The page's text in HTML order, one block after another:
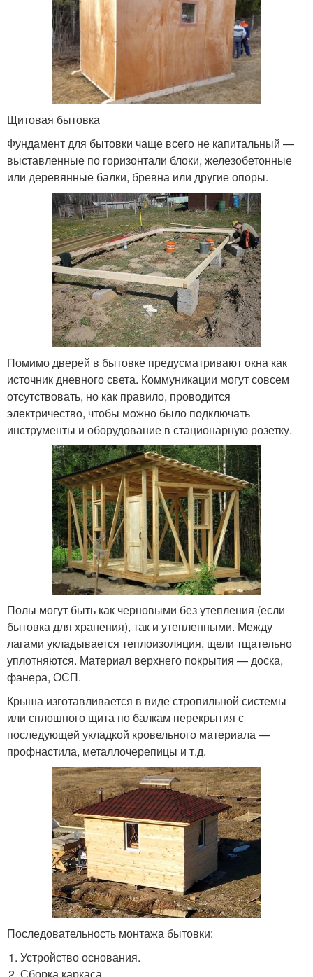
Щитовая бытовка
Фундамент для бытовки чаще всего не капитальный —
выставленные по горизонтали блоки, железобетонные
или деревянные балки, бревна или другие опоры.
Помимо дверей в бытовке предусматривают окна как
источник дневного света. Коммуникации могут совсем
отсутствовать, но как правило, проводится
электричество, чтобы можно было подключать
инструменты и оборудование в стационарную розетку.
Полы могут быть как черновыми без утепления (если
бытовка для хранения), так и утепленными. Между
лагами укладывается теплоизоляция, щели тщательно
уплотняются. Материал верхнего покрытия — доска,
фанера, ОСП.
Крыша изготавливается в виде стропильной системы
или сплошного щита по балкам перекрытия с
последующей укладкой кровельного материала —
профнастила, металлочерепицы и т.д.
Последовательность монтажа бытовки:
Устройство основания.
Сборка каркаса.